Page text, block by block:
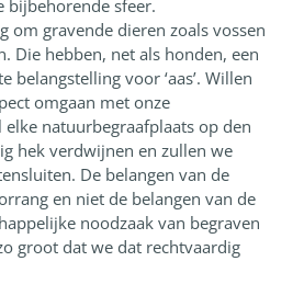
bijbehorende sfeer.
om gravende dieren zoals vossen
Die hebben, net als honden, een
belangstelling voor ‘aas’. Willen
omgaan met onze
natuurbegraafplaats op den
hek verdwijnen en zullen we
De belangen van de
en niet de belangen van de
noodzaak van begraven
groot dat we dat rechtvaardig